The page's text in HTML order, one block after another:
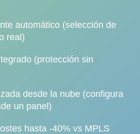
automático (selección de
real)
(protección sin
desde la nube (configura
un panel)
hasta -40% vs MPLS